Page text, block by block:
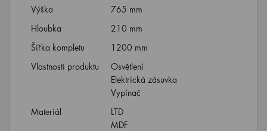
Výška
765 mm
Hloubka
210 mm
Šířka kompletu
1200 mm
Vlastnosti produktu
Osvětlení
Elektrická zásuvka
Vypínač
Materiál
LTD
MDF